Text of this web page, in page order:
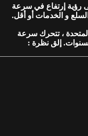
رؤية إرتفاع في سرعة
و الخدمات أو أقل.
، تتحرك سرعة
إلق نظرة :